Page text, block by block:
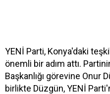
YENİ Parti, Konya'daki
önemli bir adım attı.
Başkanlığı görevine Onur
birlikte Düzgün, YENİ